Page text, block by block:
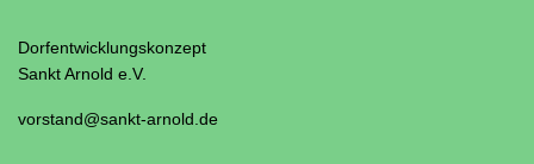
Dorfentwicklungskonzept
Sankt Arnold e.V.
vorstand@sankt-arnold.de